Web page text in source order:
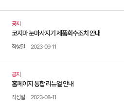
공지
코지마 눈마사지기 제품회수조치 안내
작성일 2023-09-11
공지
홈페이지 통합 리뉴얼 안내
작성일 2023-08-11